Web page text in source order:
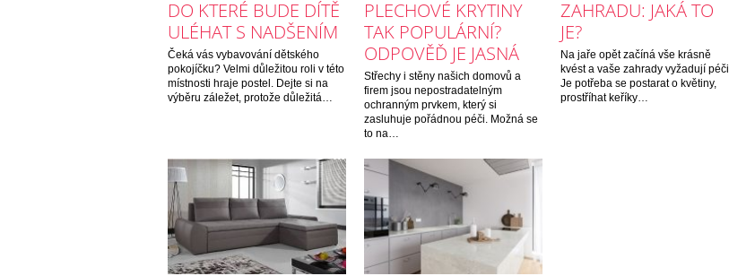
DO KTERÉ BUDE DÍTĚ
ULÉHAT S NADŠENÍM
Čeká vás vybavování dětského
pokojíčku? Velmi důležitou roli v této
místnosti hraje postel. Dejte si na
výběru záležet, protože důležitá…
PLECHOVÉ KRYTINY
TAK POPULÁRNÍ?
ODPOVĚĎ JE JASNÁ
Střechy i stěny našich domovů a
firem jsou nepostradatelným
ochranným prvkem, který si
zasluhuje pořádnou péči. Možná se
to na…
ZAHRADU: JAKÁ TO
JE?
Na jaře opět začíná vše krásně
kvést a vaše zahrady vyžadují péči.
Je potřeba se postarat o květiny,
prostříhat keříky…